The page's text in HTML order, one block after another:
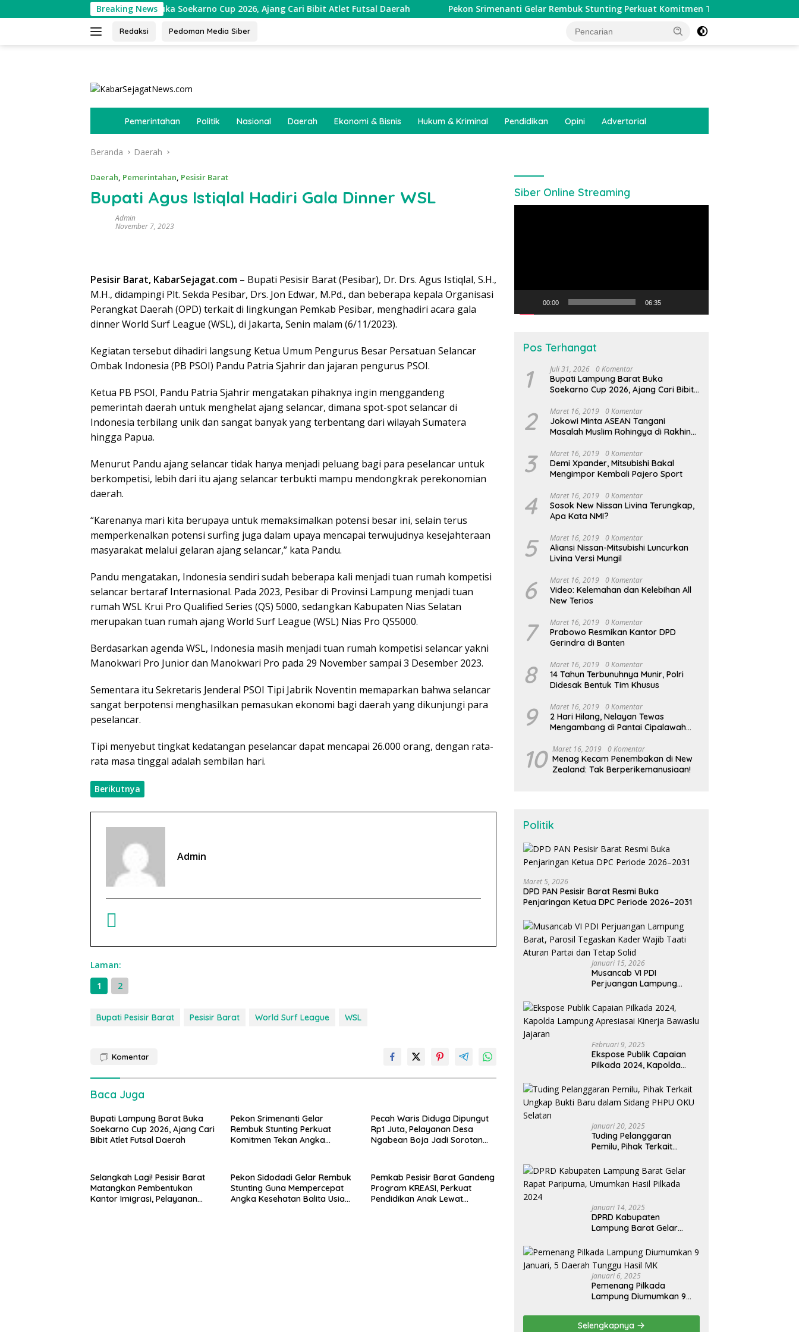
ke
Breaking News
Lampung Barat Buka Soekarno Cup 2026, Ajang Cari Bibit Atlet Futsal Daerah Pekon Srimenanti Gelar Rembuk Stunting Perkuat Komitmen Tekan Angka Stunting, Dan
Redaksi Pedoman Media Siber
a
a
Pemerintahan Politik Nasional Daerah Ekonomi & Bisnis Hukum & Kriminal Pendidikan Opini Advertorial
Beranda Daerah
Daerah Pemerintahan Pesisir Barat
Bupati Agus Istiqlal Hadiri Gala Dinner WSL
Admin
November 7, 2023
Pesisir Barat, KabarSejagat.com – Bupati Pesisir Barat (Pesibar), Dr. Drs. Agus Istiqlal, S.H.,
M.H., didampingi Plt. Sekda Pesibar, Drs. Jon Edwar, M.Pd., dan beberapa kepala Organisasi
Perangkat Daerah (OPD) terkait di lingkungan Pemkab Pesibar, menghadiri acara gala
dinner World Surf League (WSL), di Jakarta, Senin malam (6/11/2023).
Kegiatan tersebut dihadiri langsung Ketua Umum Pengurus Besar Persatuan Selancar
Ombak Indonesia (PB PSOI) Pandu Patria Sjahrir dan jajaran pengurus PSOI.
Ketua PB PSOI, Pandu Patria Sjahrir mengatakan pihaknya ingin menggandeng
pemerintah daerah untuk menghelat ajang selancar, dimana spot-spot selancar di
Indonesia terbilang unik dan sangat banyak yang terbentang dari wilayah Sumatera
hingga Papua.
Menurut Pandu ajang selancar tidak hanya menjadi peluang bagi para peselancar untuk
berkompetisi, lebih dari itu ajang selancar terbukti mampu mendongkrak perekonomian
daerah.
“Karenanya mari kita berupaya untuk memaksimalkan potensi besar ini, selain terus
memperkenalkan potensi surfing juga dalam upaya mencapai terwujudnya kesejahteraan
masyarakat melalui gelaran ajang selancar,” kata Pandu.
Pandu mengatakan, Indonesia sendiri sudah beberapa kali menjadi tuan rumah kompetisi
selancar bertaraf Internasional. Pada 2023, Pesibar di Provinsi Lampung menjadi tuan
rumah WSL Krui Pro Qualified Series (QS) 5000, sedangkan Kabupaten Nias Selatan
merupakan tuan rumah ajang World Surf League (WSL) Nias Pro QS5000.
Berdasarkan agenda WSL, Indonesia masih menjadi tuan rumah kompetisi selancar yakni
Manokwari Pro Junior dan Manokwari Pro pada 29 November sampai 3 Desember 2023.
Sementara itu Sekretaris Jenderal PSOI Tipi Jabrik Noventin memaparkan bahwa selancar
sangat berpotensi menghasilkan pemasukan ekonomi bagi daerah yang dikunjungi para
peselancar.
Tipi menyebut tingkat kedatangan peselancar dapat mencapai 26.000 orang, dengan rata-
rata masa tinggal adalah sembilan hari.
Berikutnya
Admin
Laman:
1
2
Bupati Pesisir Barat Pesisir Barat World Surf League WSL
Komentar
Baca Juga
Bupati Lampung Barat Buka
Soekarno Cup 2026, Ajang Cari
Bibit Atlet Futsal Daerah
Pekon Srimenanti Gelar
Rembuk Stunting Perkuat
Komitmen Tekan Angka
Pecah Waris Diduga Dipungut
Rp1 Juta, Pelayanan Desa
Ngabean Boja Jadi Sorotan
Selangkah Lagi! Pesisir Barat
Matangkan Pembentukan
Kantor Imigrasi, Pelayanan
Pekon Sidodadi Gelar Rembuk
Stunting Guna Mempercepat
Angka Kesehatan Balita Usia
Pemkab Pesisir Barat Gandeng
Program KREASI, Perkuat
Pendidikan Anak Lewat
Siber Online Streaming
00:00 06:35
Pos Terhangat
1 Juli 31, 2026 0 Komentar
Bupati Lampung Barat Buka
Soekarno Cup 2026, Ajang Cari Bibit
2 Maret 16, 2019 0 Komentar
Jokowi Minta ASEAN Tangani
Masalah Muslim Rohingya di Rakhine
3 Maret 16, 2019 0 Komentar
Demi Xpander, Mitsubishi Bakal
Mengimpor Kembali Pajero Sport
4 Maret 16, 2019 0 Komentar
Sosok New Nissan Livina Terungkap,
Apa Kata NMI?
5 Maret 16, 2019 0 Komentar
Aliansi Nissan-Mitsubishi Luncurkan
Livina Versi Mungil
6 Maret 16, 2019 0 Komentar
Video: Kelemahan dan Kelebihan All
New Terios
7 Maret 16, 2019 0 Komentar
Prabowo Resmikan Kantor DPD
Gerindra di Banten
8 Maret 16, 2019 0 Komentar
14 Tahun Terbunuhnya Munir, Polri
Didesak Bentuk Tim Khusus
9 Maret 16, 2019 0 Komentar
2 Hari Hilang, Nelayan Tewas
Mengambang di Pantai Cipalawah
10 Maret 16, 2019 0 Komentar
Menag Kecam Penembakan di New
Zealand: Tak Berperikemanusiaan!
Politik
Maret 5, 2026
DPD PAN Pesisir Barat Resmi Buka
Penjaringan Ketua DPC Periode 2026–2031
Januari 15, 2026
Musancab VI PDI
Perjuangan Lampung
Kader Wajib Taati Aturan
Partai dan Tetap Solid
Februari 9, 2025
Ekspose Publik Capaian
Pilkada 2024, Kapolda
Kinerja Bawaslu Jajaran
Januari 20, 2025
Tuding Pelanggaran
Pemilu, Pihak Terkait
Sidang PHPU OKU Selatan
Januari 14, 2025
DPRD Kabupaten
Lampung Barat Gelar
Umumkan Hasil Pilkada
2024
Januari 6, 2025
Pemenang Pilkada
Lampung Diumumkan 9
Hasil MK
Selengkapnya